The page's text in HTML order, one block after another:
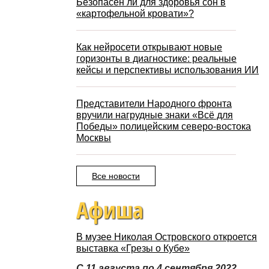
Безопасен ли для здоровья сон в
«картофельной кровати»?
Как нейросети открывают новые
горизонты в диагностике: реальные
кейсы и перспективы использования ИИ
Представители Народного фронта
вручили нагрудные знаки «Всё для
Победы» полицейским северо-востока
Москвы
Все новости
Афиша
В музее Николая Островского откроется
выставка «Грезы о Кубе»